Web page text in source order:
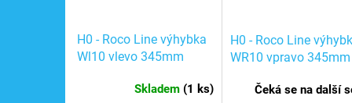
H0 - Roco Line výhybka
Wl10 vlevo 345mm
srdcovka / ROCO 42490
Skladem (1 ks)
H0 - Roco Line
WR10 vpravo 345mm
srdcovka / ROCO
Čeká se na další